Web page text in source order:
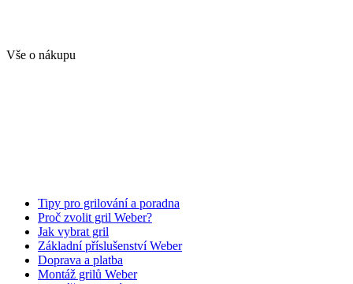
Vše o nákupu
Tipy pro grilování a poradna
Proč zvolit gril Weber?
Jak vybrat gril
Základní příslušenství Weber
Doprava a platba
Montáž grilů Weber